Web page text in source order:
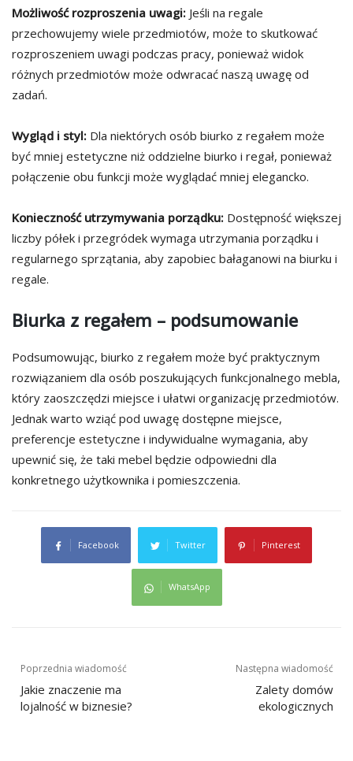
Możliwość rozproszenia uwagi: Jeśli na regale
przechowujemy wiele przedmiotów, może to skutkować
rozproszeniem uwagi podczas pracy, ponieważ widok
różnych przedmiotów może odwracać naszą uwagę od
zadań.
Wygląd i styl: Dla niektórych osób biurko z regałem może
być mniej estetyczne niż oddzielne biurko i regał, ponieważ
połączenie obu funkcji może wyglądać mniej elegancko.
Konieczność utrzymywania porządku: Dostępność większej
liczby półek i przegródek wymaga utrzymania porządku i
regularnego sprzątania, aby zapobiec bałaganowi na biurku i
regale.
Biurka z regałem – podsumowanie
Podsumowując, biurko z regałem może być praktycznym
rozwiązaniem dla osób poszukujących funkcjonalnego mebla,
który zaoszczędzi miejsce i ułatwi organizację przedmiotów.
Jednak warto wziąć pod uwagę dostępne miejsce,
preferencje estetyczne i indywidualne wymagania, aby
upewnić się, że taki mebel będzie odpowiedni dla
konkretnego użytkownika i pomieszczenia.
Facebook Twitter Pinterest
WhatsApp
Nawigacja
wpisu
Poprzednia wiadomość
Jakie znaczenie ma
lojalność w biznesie?
Następna wiadomość
Zalety domów
ekologicznych